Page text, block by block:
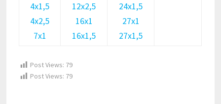
4х1,5
4х2,5
7х1
12х2,5
16х1
16х1,5
24х1,5
27х1
27х1,5
Post Views: 79
Post Views: 79